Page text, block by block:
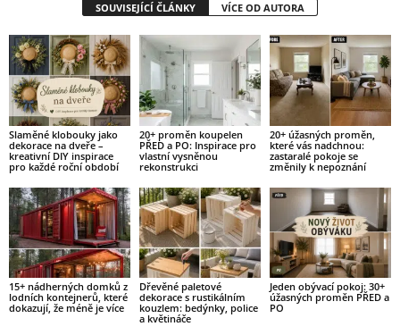
SOUVISEJÍCÍ ČLÁNKY VÍCE OD AUTORA
Slaměné klobouky jako
dekorace na dveře –
kreativní DIY inspirace
pro každé roční období
20+ proměn koupelen
PŘED a PO: Inspirace pro
vlastní vysněnou
rekonstrukci
20+ úžasných proměn,
které vás nadchnou:
zastaralé pokoje se
změnily k nepoznání
15+ nádherných domků z
lodních kontejnerů, které
dokazují, že méně je více
Dřevěné paletové
dekorace s rustikálním
kouzlem: bedýnky, police
a květináče
Jeden obývací pokoj: 30+
úžasných proměn PŘED a
PO